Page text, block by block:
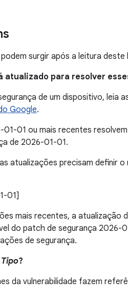
surgir após a leitura deste
para resolver
de um dispositivo, leia
Google.
01 ou mais recentes
de 2026-01-01.
atualizações precisam definir
01]
mais recentes, a atualização
do patch de segurança 2026-
de segurança.
Tipo?
da vulnerabilidade fazem